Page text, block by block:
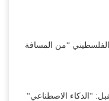
“من المسافة
“الذكاء الاصطناعي“